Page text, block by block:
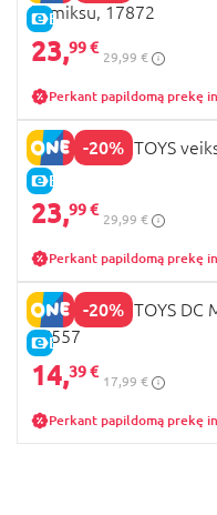
E-KAINA
komiksu, 17872
23,99 €
29,99 €
Perkant papildomą prekę
-20%
E-KAINA
MCFARLANE TOYS
23,99 €
29,99 €
Perkant papildomą prekę
-20%
E-KAINA
MCFARLANE TOYS
17557
14,39 €
17,99 €
Perkant papildomą prekę